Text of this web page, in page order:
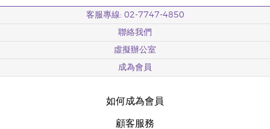
客服專線: 02-7747-4850
聯絡我們
虛擬辦公室
成為會員
如何成為會員
顧客服務